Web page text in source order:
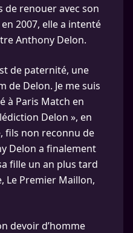
de renouer avec son
2007, elle a intenté
Anthony Delon.
de paternité, une
de Delon. Je me suis
à Paris Match en
Delon », en
fils non reconnu de
Delon a finalement
fille un an plus tard
Le Premier Maillon,
devoir d’homme